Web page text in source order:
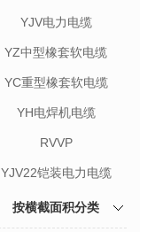
YJV电力电缆
YZ中型橡套软电缆
YC重型橡套软电缆
YH电焊机电缆
RVVP
YJV22铠装电力电缆
按横截面积分类